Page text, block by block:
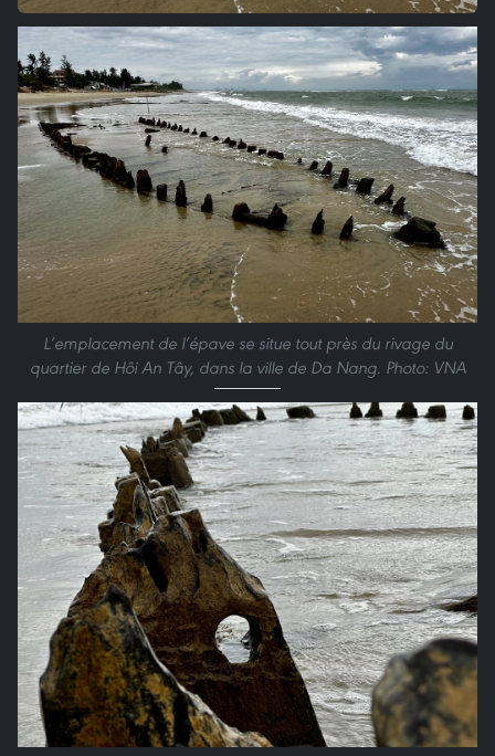
L’emplacement de l’épave se situe tout près du rivage du
quartier de Hôi An Tây, dans la ville de Da Nang. Photo: VNA